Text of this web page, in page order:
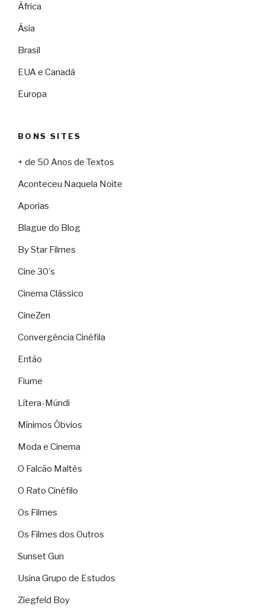
África
Ásia
Brasil
EUA e Canadá
Europa
BONS SITES
+ de 50 Anos de Textos
Aconteceu Naquela Noite
Aporias
Blague do Blog
By Star Filmes
Cine 30's
Cinema Clássico
CineZen
Convergência Cinéfila
Então
Fiume
Lítera-Múndi
Mínimos Óbvios
Moda e Cinema
O Falcão Maltês
O Rato Cinéfilo
Os Filmes
Os Filmes dos Outros
Sunset Gun
Usina Grupo de Estudos
Ziegfeld Boy